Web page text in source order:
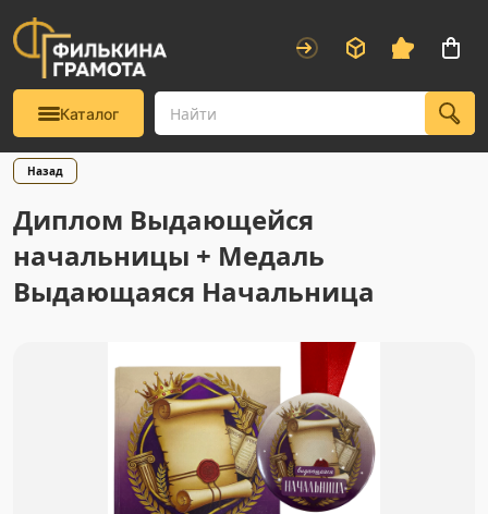
Каталог
Назад
Диплом Выдающейся
начальницы + Медаль
Выдающаяся Начальница